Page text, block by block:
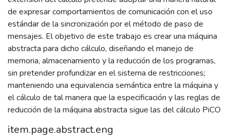
de expresar comportamientos de comunicación con el uso
estándar de la sincronización por el método de paso de
mensajes. El objetivo de este trabajo es crear una máquina
abstracta para dicho cálculo, diseñando el manejo de
memoria, almacenamiento y la reducción de los programas,
sin pretender profundizar en el sistema de restricciones;
manteniendo una equivalencia semántica entre la máquina y
el cálculo de tal manera que la especificación y las reglas de
reducción de la máquina abstracta sigue las del cálculo PiCO
item.page.abstract.eng